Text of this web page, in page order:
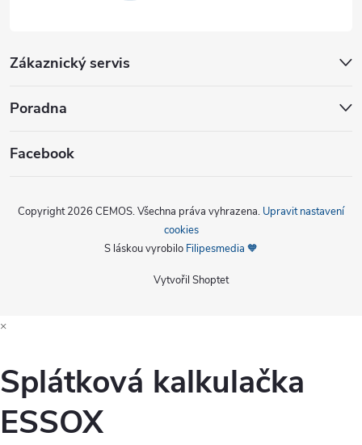
Zákaznický servis
Poradna
Facebook
Vytvořil Shoptet
Copyright 2026 CEMOS. Všechna práva vyhrazena. Upravit nastavení
cookies
S láskou vyrobilo Filipesmedia 🧡
×
Splátková kalkulačka
ESSOX